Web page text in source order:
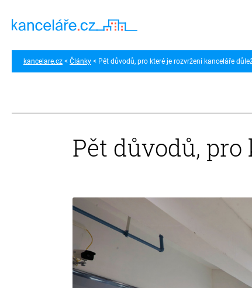
kancelare.cz Články Pět důvodů, pro které je rozvržení kanceláře
Pět důvodů,